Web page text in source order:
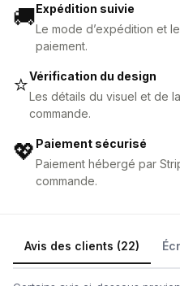
🚚Expédition suivie
Le mode d’expédition et
paiement.
⭐Vérification du design
Les détails du visuel et de
commande.
💖 Paiement sécurisé
Paiement hébergé par
commande.
Avis des clients (22)